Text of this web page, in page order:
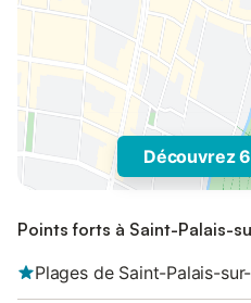
Découvrez
Points forts à Saint-Palais-
Plages de Saint-Palais-